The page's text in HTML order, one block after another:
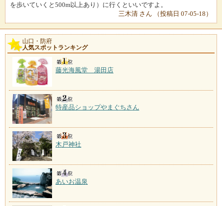
を歩いていくと500m以上あり）に行くといいですよ。
三木清 さん （投稿日 07-05-18）
山口・防府
人気スポットランキング
藤光海風堂 湯田店
特産品ショップやまぐちさん
木戸神社
あいお温泉